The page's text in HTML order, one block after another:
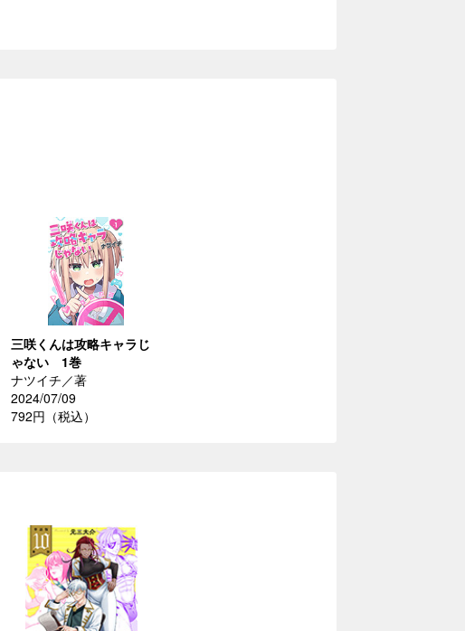
三咲くんは攻略キャラじ
ゃない 1巻
ナツイチ／著
2024/07/09
792円（税込）